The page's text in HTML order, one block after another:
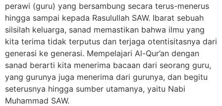
perawi (guru) yang bersambung secara terus-menerus
hingga sampai kepada Rasulullah SAW. Ibarat sebuah
silsilah keluarga, sanad memastikan bahwa ilmu yang
kita terima tidak terputus dan terjaga otentisitasnya dari
generasi ke generasi. Mempelajari Al-Qur’an dengan
sanad berarti kita menerima bacaan dari seorang guru,
yang gurunya juga menerima dari gurunya, dan begitu
seterusnya hingga sumber utamanya, yaitu Nabi
Muhammad SAW.